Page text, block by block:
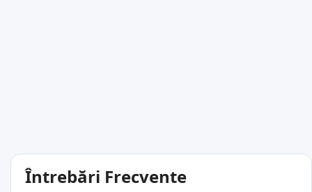
Întrebări Frecvente